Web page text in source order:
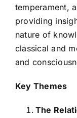
temperament,
providing
nature of
classical and
and
Key Themes
The